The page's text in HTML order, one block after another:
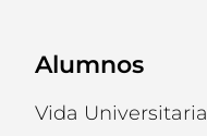
Alumnos
Vida Universitaria